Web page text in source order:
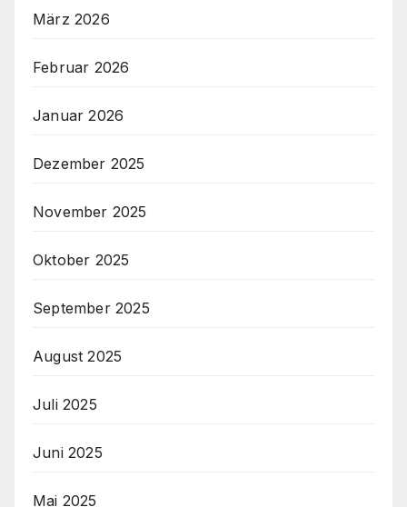
März 2026
Februar 2026
Januar 2026
Dezember 2025
November 2025
Oktober 2025
September 2025
August 2025
Juli 2025
Juni 2025
Mai 2025